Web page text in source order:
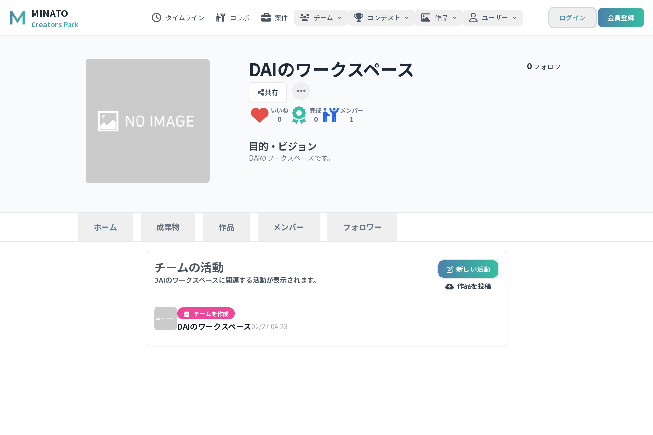
MINATO
Creators Park
ログイン 会員登録
タイムライン コラボ 案件 チーム コンテスト 作品 ユーザー
DAIのワークスペース
共有
いいね
0
完成
0
メンバー
1
0 フォロワー
目的・ビジョン
DAIのワークスペースです。
ホーム 成果物 作品 メンバー フォロワー
チームの活動
DAIのワークスペースに関連する活動が表示されます。
新しい活動
作品を投稿
チームを作成
DAIのワークスペース02/27 04:23